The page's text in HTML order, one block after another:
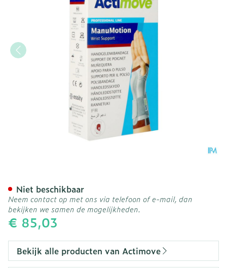
€ 85,03
Niet beschikbaar
Neem contact op met ons via telefoon of e-mail, dan
bekijken we samen de mogelijkheden.
Bekijk alle producten van Actimove